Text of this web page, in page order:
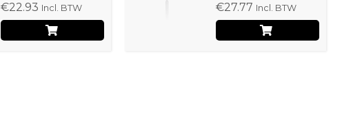
€22.93 Incl. BTW €27.77 Incl. BTW